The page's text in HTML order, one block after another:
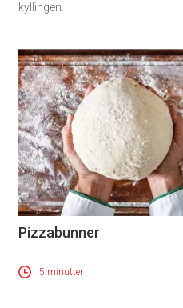
kyllingen.
Pizzabunner
5 minutter